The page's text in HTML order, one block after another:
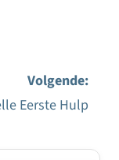
Volgende:
Eerste Hulp